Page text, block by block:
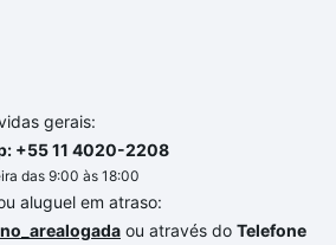
gerais:
+55 11 4020-2208
das 9:00 às 18:00
aluguel em atraso:
ou através do Telefone